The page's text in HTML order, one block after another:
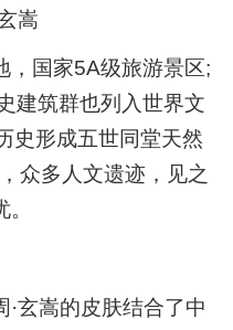
嵩
，国家5A级旅游景区;
建筑群也列入世界文
史形成五世同堂天然
众多人文遗迹，见之
玄嵩的皮肤结合了中